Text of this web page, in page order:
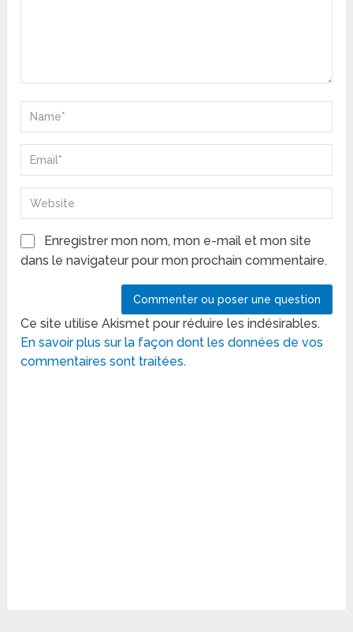
Enregistrer mon nom, mon e-mail et mon site
dans le navigateur pour mon prochain commentaire.
Ce site utilise Akismet pour réduire les indésirables.
En savoir plus sur la façon dont les données de vos
commentaires sont traitées.